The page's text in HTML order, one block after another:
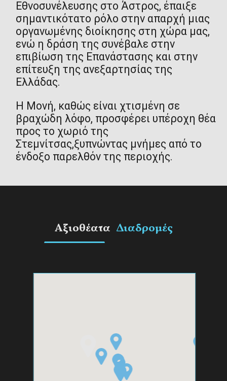
Εθνοσυνέλευσης στο Άστρος, έπαιξε
σημαντικότατο ρόλο στην απαρχή μιας
οργανωμένης διοίκησης στη χώρα μας,
ενώ η δράση της συνέβαλε στην
επιβίωση της Επανάστασης και στην
επίτευξη της ανεξαρτησίας της
Ελλάδας.
Η Μονή, καθώς είναι χτισμένη σε
βραχώδη λόφο, προσφέρει υπέροχη θέα
προς το χωριό της
Στεμνίτσας,ξυπνώντας μνήμες από το
ένδοξο παρελθόν της περιοχής.
Αξιοθέατα Διαδρομές